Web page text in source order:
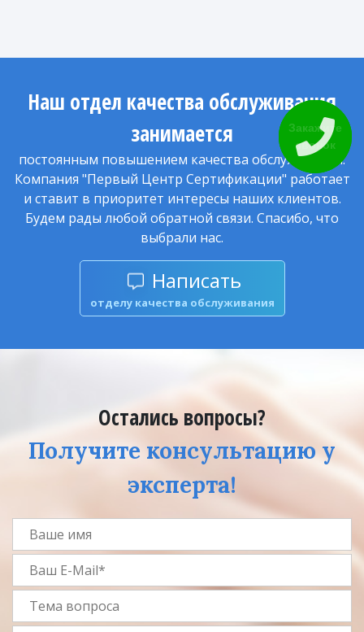
Закажите
звонок
Наш отдел качества обслуживания
занимается
постоянным повышением качества обслуживания.
Компания "Первый Центр Сертификации" работает
и ставит в приоритет интересы наших клиентов.
Будем рады любой обратной связи. Спасибо, что
выбрали нас.
Написать
отделу качества обслуживания
Остались вопросы?
Получите консультацию у
эксперта!